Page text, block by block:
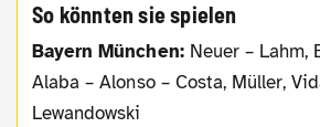
So könnten sie spielen
Bayern München:Neuer – Lahm,
Alaba – Alonso – Costa, Müller,
Lewandowski